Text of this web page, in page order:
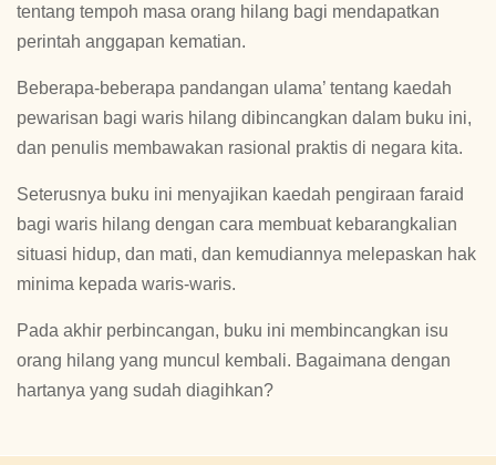
tentang tempoh masa orang hilang bagi mendapatkan
perintah anggapan kematian.
Beberapa-beberapa pandangan ulama’ tentang kaedah
pewarisan bagi waris hilang dibincangkan dalam buku ini,
dan penulis membawakan rasional praktis di negara kita.
Seterusnya buku ini menyajikan kaedah pengiraan faraid
bagi waris hilang dengan cara membuat kebarangkalian
situasi hidup, dan mati, dan kemudiannya melepaskan hak
minima kepada waris-waris.
Pada akhir perbincangan, buku ini membincangkan isu
orang hilang yang muncul kembali. Bagaimana dengan
hartanya yang sudah diagihkan?